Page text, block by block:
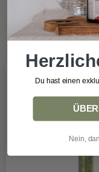
Diese
gefallen:
Topseller
Du hast einen
Nein,